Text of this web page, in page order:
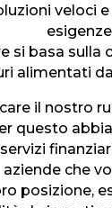
veloci
si basa sulla
alimentati
il nostro
questo
aziende che
posizione,